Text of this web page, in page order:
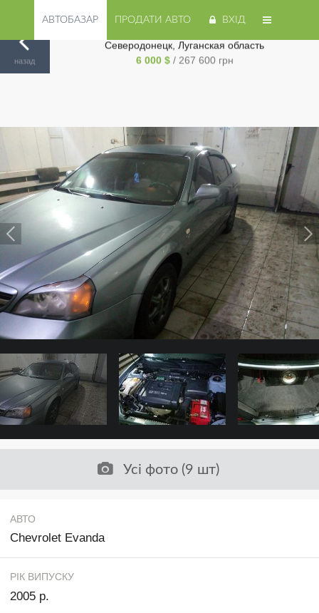
АВТОБАЗАР ПРОДАТИ АВТО ВХІД
Луганск/Chevrolet/Evanda
назад
Северодонецк, Луганская область
6 000 $ / 267 600 грн
Усі фото (9 шт)
АВТО
Chevrolet Evanda
РІК ВИПУСКУ
2005 р.